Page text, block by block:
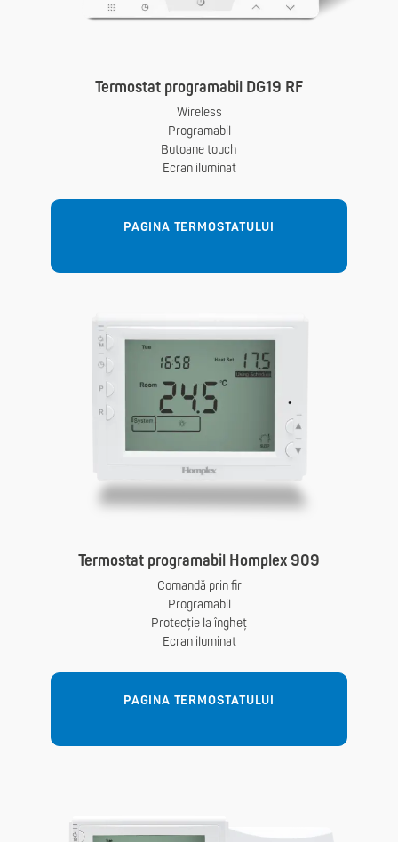
Termostat programabil DG19 RF
Wireless
Programabil
Butoane touch
Ecran iluminat
PAGINA TERMOSTATULUI
Termostat programabil Homplex 909
Comandă prin fir
Programabil
Protecție la îngheț
Ecran iluminat
PAGINA TERMOSTATULUI